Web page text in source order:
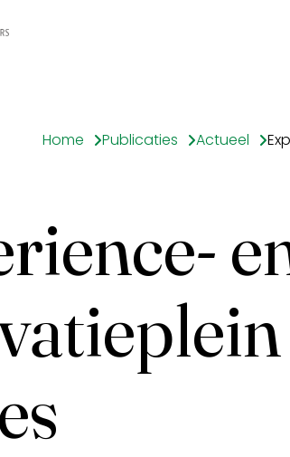
Home Publicaties Actueel